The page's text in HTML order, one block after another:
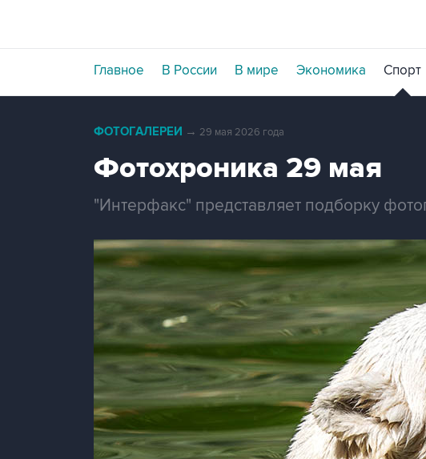
Главное В России В мире Экономика Спорт
ФОТОГАЛЕРЕИ → 29 мая 2026 года
Фотохроника 29 мая
"Интерфакс" представляет подборку